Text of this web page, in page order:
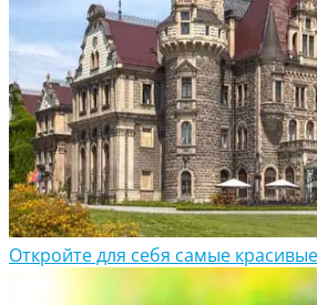
Откройте для себя самые